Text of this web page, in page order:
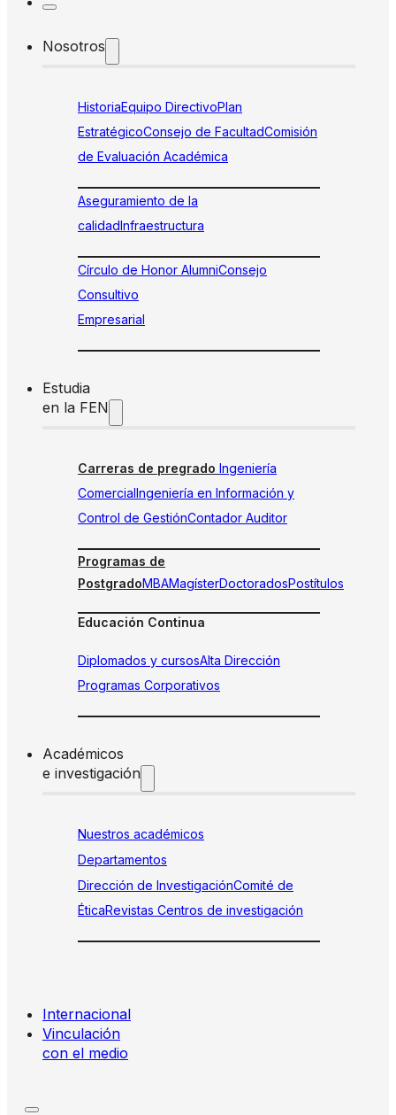
Nosotros
HistoriaEquipo DirectivoPlan
EstratégicoConsejo de FacultadComisión
de Evaluación Académica
Aseguramiento de la
calidadInfraestructura
Círculo de Honor AlumniConsejo
Consultivo
Empresarial
Estudia
en la FEN
Carreras de pregrado Ingeniería
ComercialIngeniería en Información y
Control de GestiónContador Auditor
Programas de
PostgradoMBAMagísterDoctoradosPostítulos
Educación Continua
Diplomados y cursosAlta Dirección
Programas Corporativos
Académicos
e investigación
Nuestros académicos
Departamentos
Dirección de InvestigaciónComité de
ÉticaRevistas Centros de investigación
Internacional
Vinculación
con el medio